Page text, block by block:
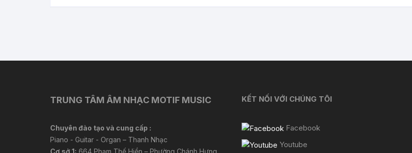
TRUNG TÂM ÂM NHẠC MOTIF MUSIC
Chuyên đào tạo và cung cấp :
Piano - Guitar - Organ – Thanh Nhạc
Cơ sở 1: 664 Phạm Thế Hiển – Phường Chánh Hưng,
KẾT NỐI VỚI CHÚNG TÔI
Facebook
Youtube